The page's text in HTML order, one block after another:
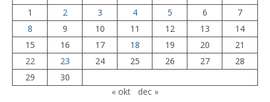
1
2 3 4 5 6
7
8
9 10 11 12 13
14
15
16 17 18 19 20
21
22
23 24 25 26 27
28
29
30
« okt
dec »